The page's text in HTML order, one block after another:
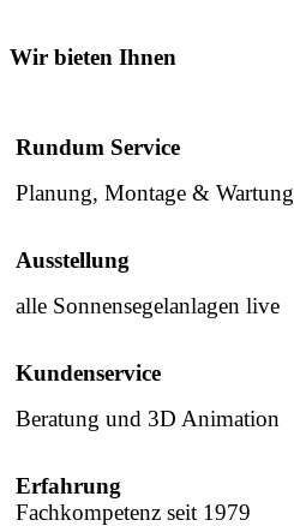
Wir bieten Ihnen
Rundum Service
Planung, Montage & Wartung
Ausstellung
alle Sonnensegelanlagen live
Kundenservice
Beratung und 3D Animation
Erfahrung
Fachkompetenz seit 1979